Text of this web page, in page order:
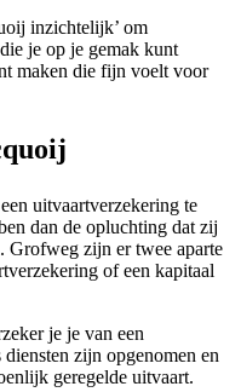
inzichtelijk’ om
je op je gemak kunt
maken die fijn voelt voor
uitvaartverzekering te
dan de opluchting dat zij
Grofweg zijn er twee aparte
of een kapitaal
je je van een
zijn opgenomen en
geregelde uitvaart.